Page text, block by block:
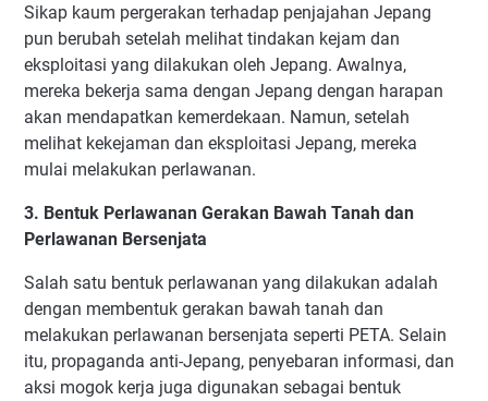
Sikap kaum pergerakan terhadap penjajahan Jepang
pun berubah setelah melihat tindakan kejam dan
eksploitasi yang dilakukan oleh Jepang. Awalnya,
mereka bekerja sama dengan Jepang dengan harapan
akan mendapatkan kemerdekaan. Namun, setelah
melihat kekejaman dan eksploitasi Jepang, mereka
mulai melakukan perlawanan.
3. Bentuk Perlawanan Gerakan Bawah Tanah dan
Perlawanan Bersenjata
Salah satu bentuk perlawanan yang dilakukan adalah
dengan membentuk gerakan bawah tanah dan
melakukan perlawanan bersenjata seperti PETA. Selain
itu, propaganda anti-Jepang, penyebaran informasi, dan
aksi mogok kerja juga digunakan sebagai bentuk